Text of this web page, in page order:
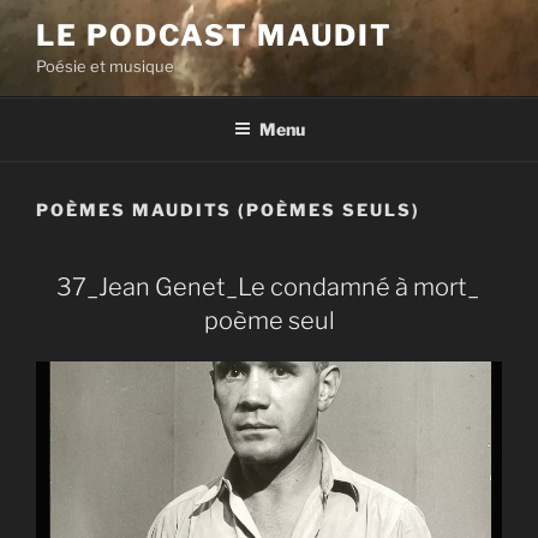
Aller
contenu
principal
LE PODCAST MAUDIT
Poésie et musique
Menu
POÈMES MAUDITS (POÈMES SEULS)
37_Jean Genet_Le condamné à mort_
poème seul